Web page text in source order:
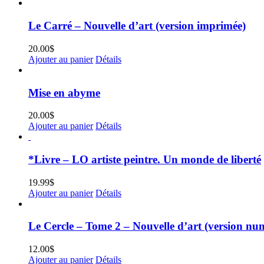
Le Carré – Nouvelle d’art (version imprimée)
20.00$
Ajouter au panier Détails
Mise en abyme
20.00$
Ajouter au panier Détails
*Livre – LO artiste peintre. Un monde de liberté
19.99$
Ajouter au panier Détails
Le Cercle – Tome 2 – Nouvelle d’art (version
12.00$
Ajouter au panier Détails